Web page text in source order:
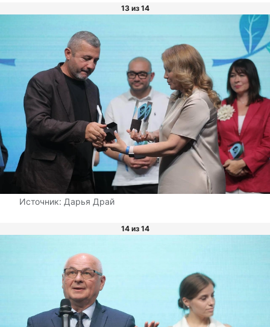
13 из 14
Источник: Дарья Драй
14 из 14